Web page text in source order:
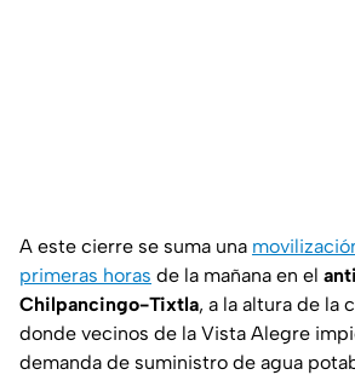
A este cierre se suma una
primeras horas de la mañana en el
Chilpancingo-Tixtla, a la altura de la
donde vecinos de la Vista Alegre
demanda de suministro de agua